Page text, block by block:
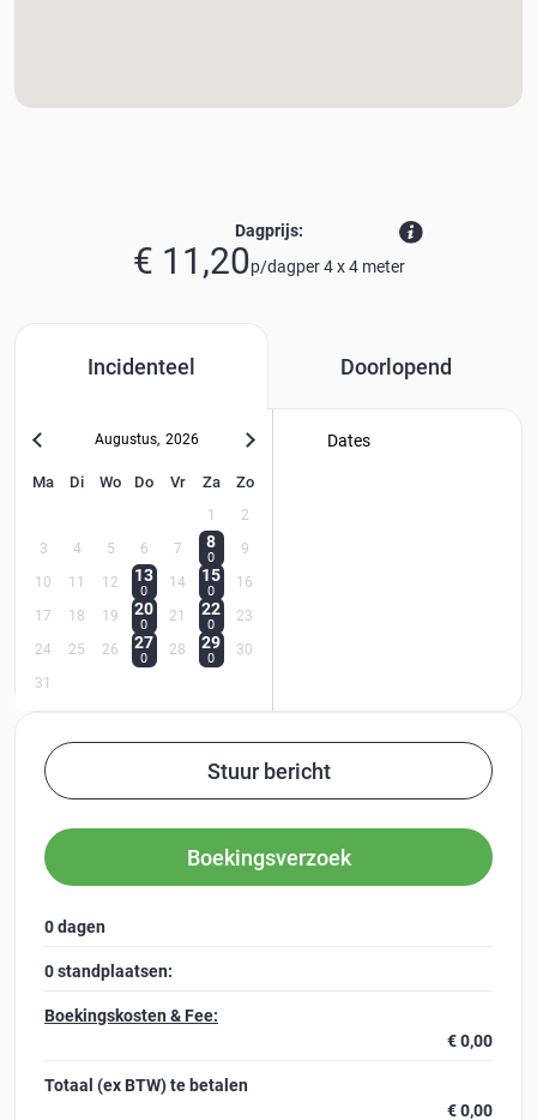
Dagprijs:
€ 11,20p/dagper4x4meter
Incidenteel Doorlopend
Augustus, 2026
Ma Di Wo Do Vr Za Zo
1
2
3
4 5 6 7 8
0
9
10
11 12 13
0
14 15
0
16
17
18 19 20
0
21 22
0
23
24
25 26 27
0
28 29
0
30
31
Dates
Stuur bericht
Boekingsverzoek
0 dagen
0 standplaatsen:
Boekingskosten & Fee:
€ 0,00
Totaal (ex BTW)te betalen
€ 0,00